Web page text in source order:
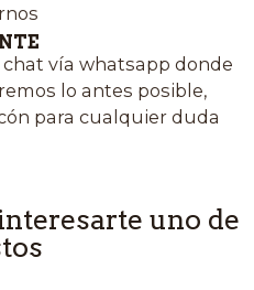
vía whatsapp donde
lo antes posible,
para cualquier duda
uno de